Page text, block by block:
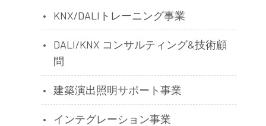
KNX/DALIトレーニング事業
DALI/KNX コンサルティング&技術顧
問
建築演出照明サポート事業
インテグレーション事業